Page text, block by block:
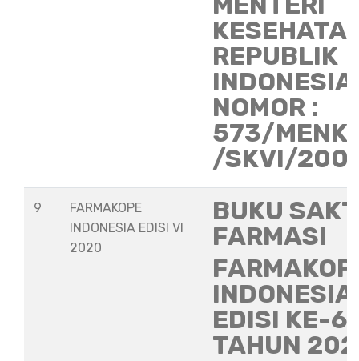
REPUBLIK
INDONESIA
NOMOR :
573/
/SKVI/
9
FARMAKOPE
INDONESIA EDISI VI
2020
BUKU
FARMASI
INDONESIA
EDISI KE-6
TAHUN